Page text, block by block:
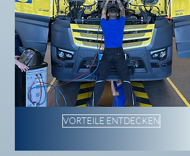
VORTEILE ENTDECKEN